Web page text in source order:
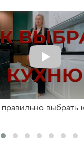
правильно выбрать